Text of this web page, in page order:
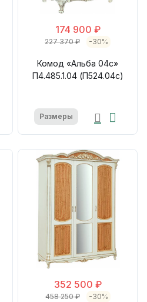
174 900 ₽
227 370 ₽ -30%
Комод «Альба 04с»
П4.485.1.04 (П524.04с)
Размеры
352 500 ₽
458 250 ₽ -30%